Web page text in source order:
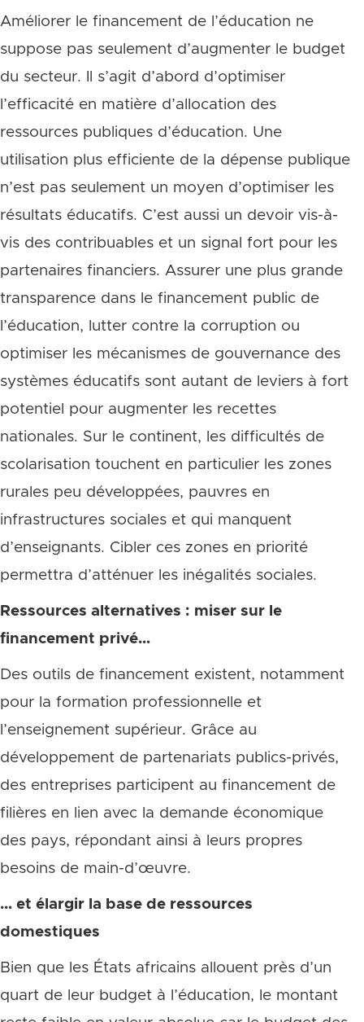
Améliorer le financement de l’éducation ne
suppose pas seulement d’augmenter le budget
du secteur. Il s’agit d’abord d’optimiser
l’efficacité en matière d’allocation des
ressources publiques d’éducation. Une
utilisation plus efficiente de la dépense publique
n’est pas seulement un moyen d’optimiser les
résultats éducatifs. C’est aussi un devoir vis-à-
vis des contribuables et un signal fort pour les
partenaires financiers. Assurer une plus grande
transparence dans le financement public de
l’éducation, lutter contre la corruption ou
optimiser les mécanismes de gouvernance des
systèmes éducatifs sont autant de leviers à fort
potentiel pour augmenter les recettes
nationales. Sur le continent, les difficultés de
scolarisation touchent en particulier les zones
rurales peu développées, pauvres en
infrastructures sociales et qui manquent
d’enseignants. Cibler ces zones en priorité
permettra d’atténuer les inégalités sociales.
Ressources alternatives : miser sur le
financement privé…
Des outils de financement existent, notamment
pour la formation professionnelle et
l’enseignement supérieur. Grâce au
développement de partenariats publics-privés,
des entreprises participent au financement de
filières en lien avec la demande économique
des pays, répondant ainsi à leurs propres
besoins de main-d’œuvre.
… et élargir la base de ressources
domestiques
Bien que les États africains allouent près d’un
quart de leur budget à l’éducation, le montant